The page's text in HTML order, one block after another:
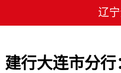
辽
建行大连市分